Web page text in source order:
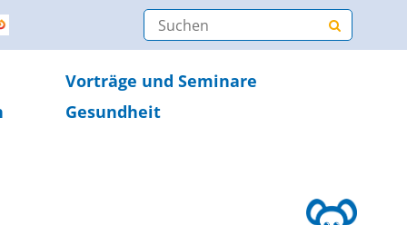
Vorträge und Seminare
Gesundheit